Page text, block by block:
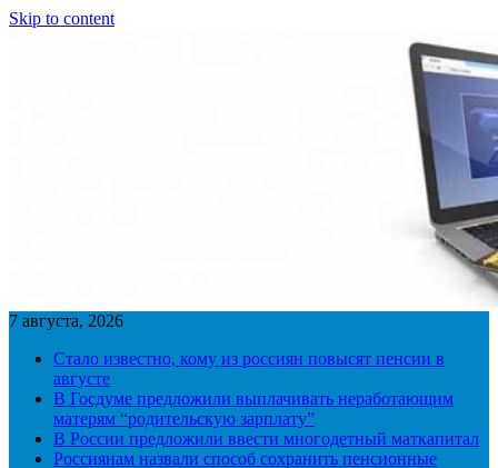
Skip to content
7 августа, 2026
Стало известно, кому из россиян повысят пенсии в
августе
В Госдуме предложили выплачивать неработающим
матерям “родительскую зарплату”
В России предложили ввести многодетный маткапитал
Россиянам назвали способ сохранить пенсионные